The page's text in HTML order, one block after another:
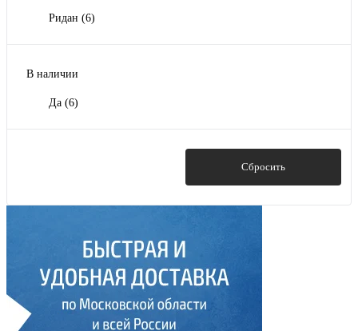
Ридан (6)
В наличии
Да (6)
Сбросить